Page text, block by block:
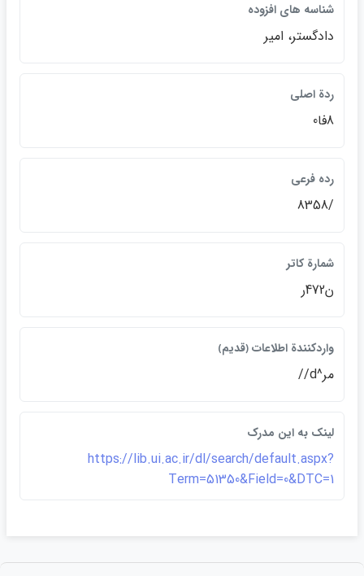
شناسه هاي افزوده
دادگستر، امير
ردة اصلي
8فا0
رده فرعي
/8358
شمارة كاتر
ن472ر
واردكنندة اطلاعات ﴿قديم﴾
مر^d//
لينک به اين مدرک
https://lib.ui.ac.ir/dl/search/default.aspx?
Term=51350&Field=0&DTC=1